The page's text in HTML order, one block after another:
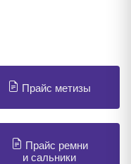
Прайс метизы
Прайс ремни
и сальники